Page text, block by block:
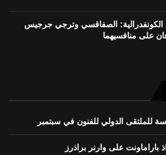
الصفاقسي وترجي جرجيس
على منافسيهما
للملتقى الدولي للفنون في سبتمبر
باراماونت على وارنر براذرز